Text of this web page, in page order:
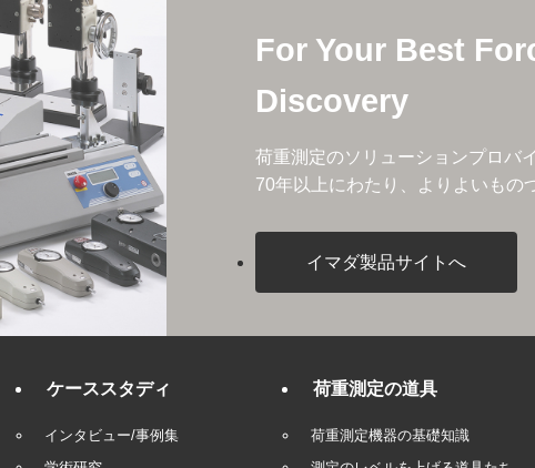
For Your Best
Discovery
荷重測定のソリューションプロバ
70年以上にわたり、よりよいもの
イマダ製品サイトへ
ケーススタディ
インタビュー/事例集
荷重測定の道具
荷重測定機器の基礎知識